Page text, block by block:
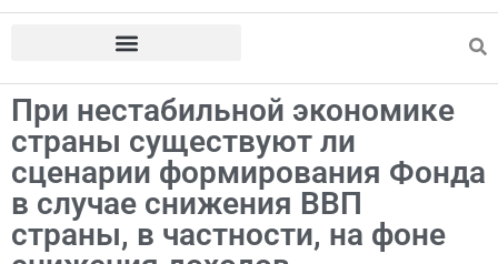
При нестабильной экономике
страны существуют ли
сценарии формирования Фонда
в случае снижения ВВП
страны, в частности, на фоне